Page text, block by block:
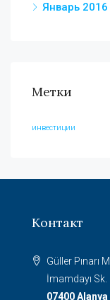
Январь 2016
Метки
инвестиции
Контакт
Güller Pınarı
İmamdayı Sk.
07400